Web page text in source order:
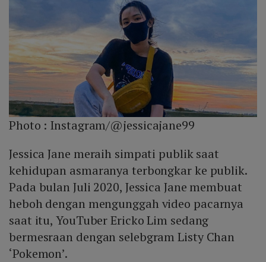
Photo : Instagram/@jessicajane99
Jessica Jane meraih simpati publik saat
kehidupan asmaranya terbongkar ke publik.
Pada bulan Juli 2020, Jessica Jane membuat
heboh dengan mengunggah video pacarnya
saat itu, YouTuber Ericko Lim sedang
bermesraan dengan selebgram Listy Chan
‘Pokemon’.